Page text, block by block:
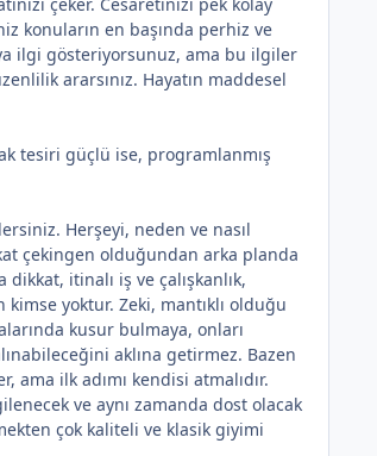
konuların en başında perhiz ve
ilgi gösteriyorsunuz, ama bu ilgiler
ararsınız. Hayatın maddesel
tesiri güçlü ise, programlanmış
Herşeyi, neden ve nasıl
çekingen olduğundan arka planda
itinalı iş ve çalışkanlık,
yoktur. Zeki, mantıklı olduğu
kusur bulmaya, onları
aklına getirmez. Bazen
ilk adımı kendisi atmalıdır.
ve aynı zamanda dost olacak
çok kaliteli ve klasik giyimi